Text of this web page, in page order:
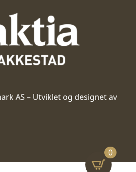
0
AS – Utviklet og designet av